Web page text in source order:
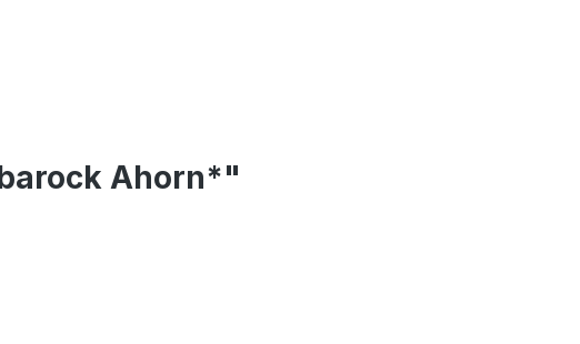
Ahorn*"